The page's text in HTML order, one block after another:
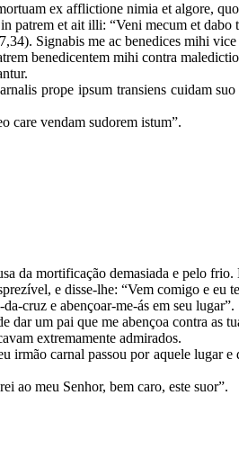
ex afflictione nimia et algore,
patrem et ait illi: “Veni mecum et
Signabis me ac benedices mihi
benedicentem mihi contra
prope ipsum transiens cuidam
care vendam sudorem istum”.
da mortificação demasiada e pelo
e disse-lhe: “Vem comigo e eu
cruz e abençoar-me-ás em seu lugar”.
um pai que me abençoa contra as
extremamente admirados.
irmão carnal passou por aquele lugar
ao meu Senhor, bem caro, este suor”.